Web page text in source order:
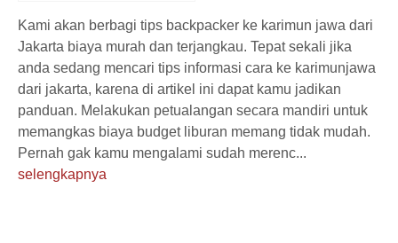
Kami akan berbagi tips backpacker ke karimun jawa dari
Jakarta biaya murah dan terjangkau. Tepat sekali jika
anda sedang mencari tips informasi cara ke karimunjawa
dari jakarta, karena di artikel ini dapat kamu jadikan
panduan. Melakukan petualangan secara mandiri untuk
memangkas biaya budget liburan memang tidak mudah.
Pernah gak kamu mengalami sudah merenc...
selengkapnya